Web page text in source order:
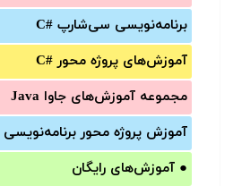
برنامه‌‌نویسی سی‌شارپ C#‎
آموزش‌های پروژه محور #C
مجموعه آموزش‌های جاوا Java
آموزش‌ پروژه محور برنامه‌نویسی
● آموزش‌های رایگان